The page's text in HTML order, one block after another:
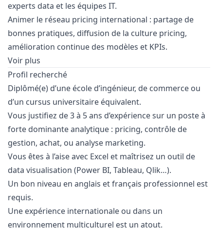
experts data et les équipes IT.
Animer le réseau pricing international : partage de
bonnes pratiques, diffusion de la culture pricing,
amélioration continue des modèles et KPIs.
Voir plus
Profil recherché
Diplômé(e) d’une école d’ingénieur, de commerce ou
d’un cursus universitaire équivalent.
Vous justifiez de 3 à 5 ans d’expérience sur un poste à
forte dominante analytique : pricing, contrôle de
gestion, achat, ou analyse marketing.
Vous êtes à l’aise avec Excel et maîtrisez un outil de
data visualisation (Power BI, Tableau, Qlik…).
Un bon niveau en anglais et français professionnel est
requis.
Une expérience internationale ou dans un
environnement multiculturel est un atout.